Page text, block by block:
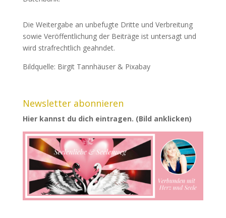
Die Weitergabe an unbefugte Dritte und Verbreitung
sowie Veröffentlichung der Beiträge ist untersagt und
wird strafrechtlich geahndet.
Bildquelle: Birgit Tannhäuser & Pixabay
Newsletter abonnieren
Hier kannst du dich eintragen. (Bild anklicken)